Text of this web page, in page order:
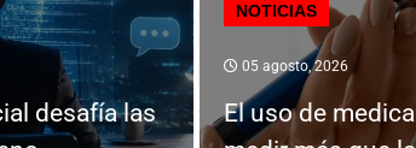
desafía las
NOTICIAS
05 agosto, 2026
El uso de